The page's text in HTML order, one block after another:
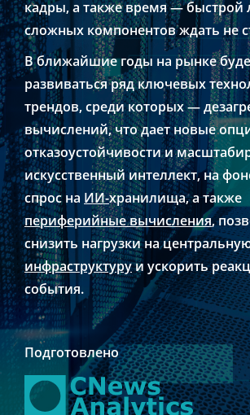
кадры, а также время — быстрой
сложных компонентов ждать не
В ближайшие годы на рынке
развиваться ряд ключевых
трендов, среди которых —
вычислений, что дает новые
отказоустойчивости и
искусственный интеллект, на
спрос на ИИ-хранилища, а также
периферийные вычисления,
снизить нагрузки на
инфраструктуруи ускорить
события.
Подготовлено